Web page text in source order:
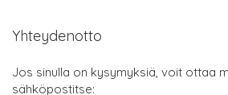
Yhteydenotto
Jos sinulla on kysymyksiä, voit ottaa
sähköpostitse: